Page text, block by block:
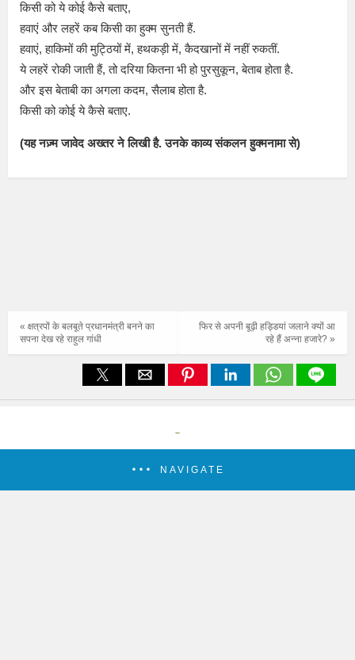
किसी को ये कोई कैसे बताए,
हवाएं और लहरें कब किसी का हुक्म सुनती हैं.
हवाएं, हाकिमों की मुट्ठियों में, हथकड़ी में, कैदखानों में नहीं रुकतीं.
ये लहरें रोकी जाती हैं, तो दरिया कितना भी हो पुरसुकून, बेताब होता है.
और इस बेताबी का अगला कदम, सैलाब होता है.
किसी को कोई ये कैसे बताए.
(यह नज़्म जावेद अख्तर ने लिखी है. उनके काव्य संकलन हुक्मनामा से)
फिर से अपनी बूढ़ी हड्डियां जलाने क्यों आ
रहे हैं अन्ना हजारे? »
« क्षत्रपों के बलबूते प्रधानमंत्री बनने का
सपना देख रहे राहुल गांधी